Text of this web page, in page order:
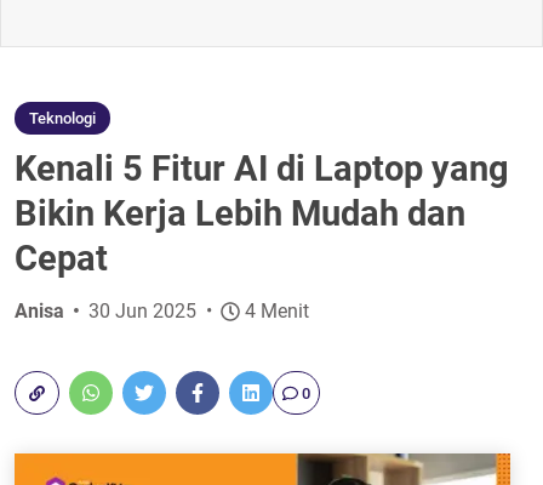
Teknologi
Kenali 5 Fitur AI di Laptop yang
Bikin Kerja Lebih Mudah dan
Cepat
Anisa 30 Jun 2025 4 Menit
0